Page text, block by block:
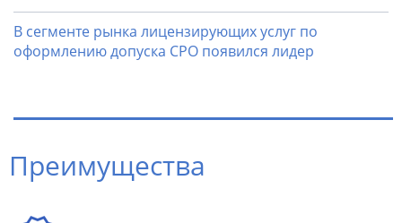
В сегменте рынка лицензирующих услуг по
оформлению допуска СРО появился лидер
Преимущества